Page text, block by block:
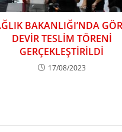
BAKANLIĞI’NDA
DEVİR TESLİM TÖRENİ
GERÇEKLEŞTİRİLDİ
17/08/2023